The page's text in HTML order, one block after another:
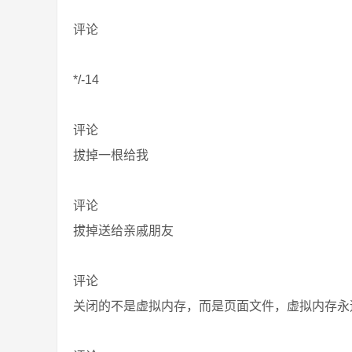
评论
*/-14
评论
拔掉一根给我
评论
拔掉送给亲戚朋友
评论
关闭的不是虚拟内存，而是页面文件，虚拟内存